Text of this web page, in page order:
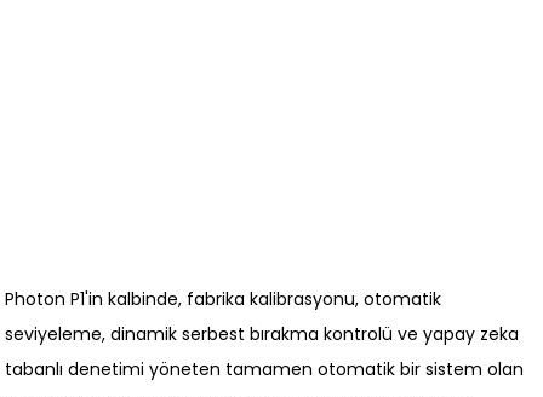
Photon P1'in kalbinde, fabrika kalibrasyonu, otomatik
seviyeleme, dinamik serbest bırakma kontrolü ve yapay zeka
tabanlı denetimi yöneten tamamen otomatik bir sistem olan